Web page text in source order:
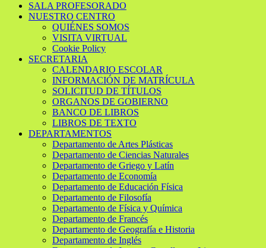
SALA PROFESORADO
NUESTRO CENTRO
QUIÉNES SOMOS
VISITA VIRTUAL
Cookie Policy
SECRETARIA
CALENDARIO ESCOLAR
INFORMACIÓN DE MATRÍCULA
SOLICITUD DE TÍTULOS
ORGANOS DE GOBIERNO
BANCO DE LIBROS
LIBROS DE TEXTO
DEPARTAMENTOS
Departamento de Artes Plásticas
Departamento de Ciencias Naturales
Departamento de Griego y Latín
Departamento de Economía
Departamento de Educación Física
Departamento de Filosofía
Departamento de Física y Química
Departamento de Francés
Departamento de Geografía e Historia
Departamento de Inglés